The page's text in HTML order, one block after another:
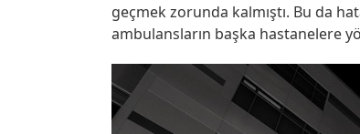
geçmek zorunda kalmıştı. Bu da
ambulansların başka hastanelere